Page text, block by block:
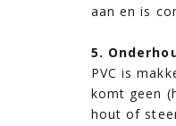
aan en is
5.
PVC is
komt geen
hout of